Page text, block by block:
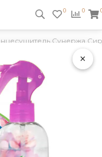
×
0 0
Сунержа